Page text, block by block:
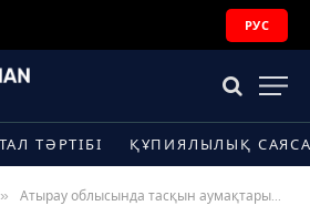
РУС
ТӘРТІБІ ҚҰПИЯЛЫЛЫҚ
» Атырау облысында тасқын аумақтарындағы оқушылар емтиханнан босатылды